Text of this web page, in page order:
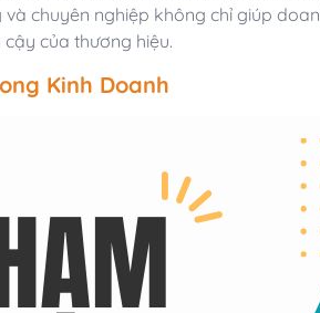
chuyên nghiệp không chỉ giúp
của thương hiệu.
Kinh Doanh